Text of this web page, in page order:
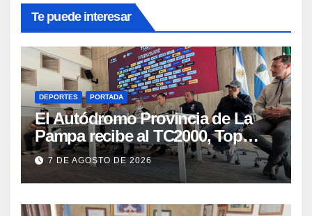
Te puede interesar
DEPORTES PORTADA
El Autódromo Provincia de La
Pampa recibe al TC2000, Top
Race y Fórmula Nacional este fin
de semana
7 DE AGOSTO DE 2026